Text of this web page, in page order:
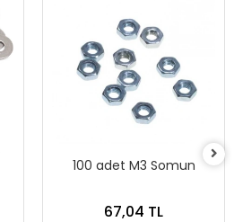
100 adet M3 Somun
67,04 TL